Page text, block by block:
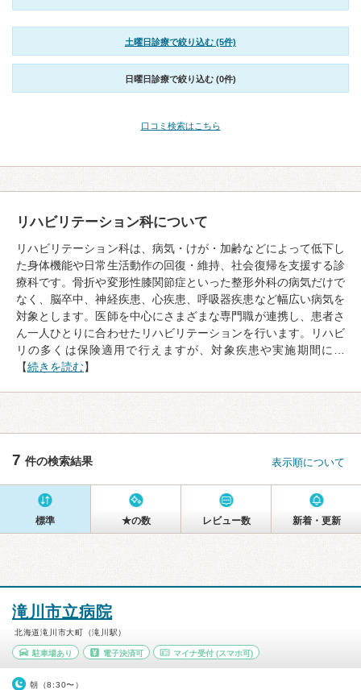
土曜日診療で絞り込む (5件)
日曜日診療で絞り込む (0件)
口コミ検索はこちら
リハビリテーション科について
リハビリテーション科は、病気・けが・加齢などによって低下し
た身体機能や日常生活動作の回復・維持、社会復帰を支援する診
療科です。骨折や変形性膝関節症といった整形外科の病気だけで
なく、脳卒中、神経疾患、心疾患、呼吸器疾患など幅広い病気を
対象とします。医師を中心にさまざまな専門職が連携し、患者さ
ん一人ひとりに合わせたリハビリテーションを行います。リハビ
リの多くは保険適用で行えますが、対象疾患や実施期間に…
【続きを読む】
7 件の検索結果 表示順について
標準 ★の数 レビュー数 新着・更新
滝川市立病院
北海道滝川市大町（滝川駅）
駐車場あり 電子決済可 マイナ受付 (スマホ可)
朝（8:30〜）